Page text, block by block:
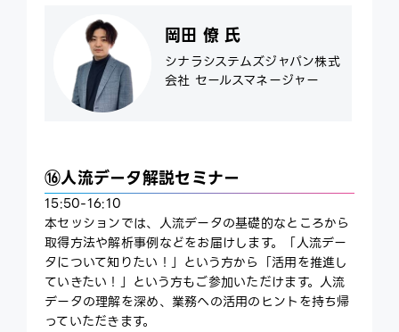
岡田 僚 氏
シナラシステムズジャパン株式
会社 セールスマネージャー
⑯人流データ解説セミナー
15:50-16:10
本セッションでは、人流データの基礎的なところから
取得方法や解析事例などをお届けします。「人流デー
タについて知りたい！」という方から「活用を推進し
ていきたい！」という方もご参加いただけます。人流
データの理解を深め、業務への活用のヒントを持ち帰
っていただきます。